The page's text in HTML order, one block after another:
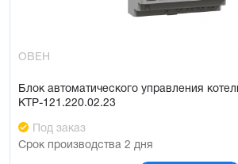
ОВЕН
Блок автоматического управления
КТР-121.220.02.23
Под заказ
Срок производства 2 дня